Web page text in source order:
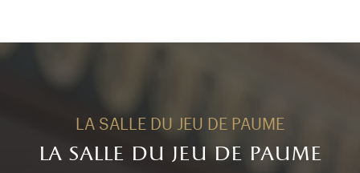
LA SALLE DU JEU DE PAUME
la salle du jeu de paume